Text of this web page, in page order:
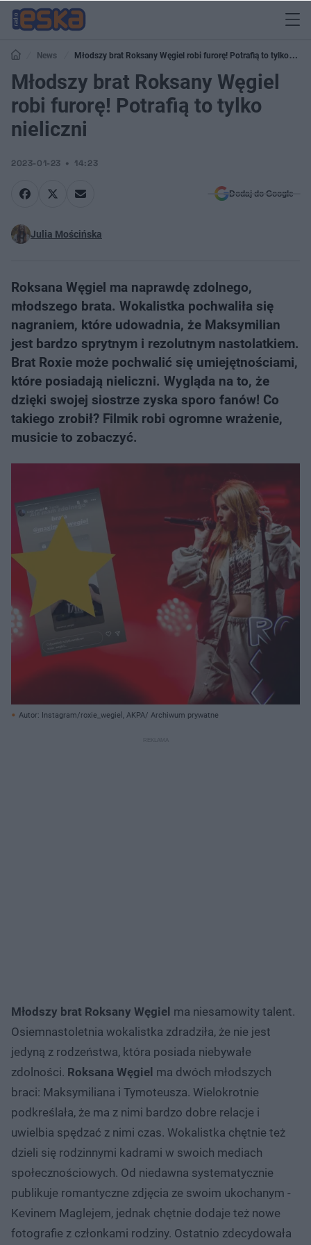
News
Młodszy brat Roksany Węgiel robi furorę! Potrafią to tylko
nieliczni
Młodszy brat Roksany Węgiel
robi furorę! Potrafią to tylko
nieliczni
2023-01-23 14:23
Dodaj do Google
Julia Mościńska
Roksana Węgiel ma naprawdę zdolnego,
młodszego brata. Wokalistka pochwaliła się
nagraniem, które udowadnia, że Maksymilian
jest bardzo sprytnym i rezolutnym nastolatkiem.
Brat Roxie może pochwalić się umiejętnościami,
które posiadają nieliczni. Wygląda na to, że
dzięki swojej siostrze zyska sporo fanów! Co
takiego zrobił? Filmik robi ogromne wrażenie,
musicie to zobaczyć.
Autor: Instagram/roxie_wegiel, AKPA/ Archiwum prywatne
Młodszy brat Roksany Węgiel ma niesamowity talent.
Osiemnastoletnia wokalistka zdradziła, że nie jest
jedyną z rodzeństwa, która posiada niebywałe
zdolności. Roksana Węgiel ma dwóch młodszych
braci: Maksymiliana i Tymoteusza. Wielokrotnie
podkreślała, że ma z nimi bardzo dobre relacje i
uwielbia spędzać z nimi czas. Wokalistka chętnie też
dzieli się rodzinnymi kadrami w swoich mediach
społecznościowych. Od niedawna systematycznie
publikuje romantyczne zdjęcia ze swoim ukochanym -
Kevinem Maglejem, jednak chętnie dodaje też nowe
fotografie z członkami rodziny. Ostatnio zdecydowała